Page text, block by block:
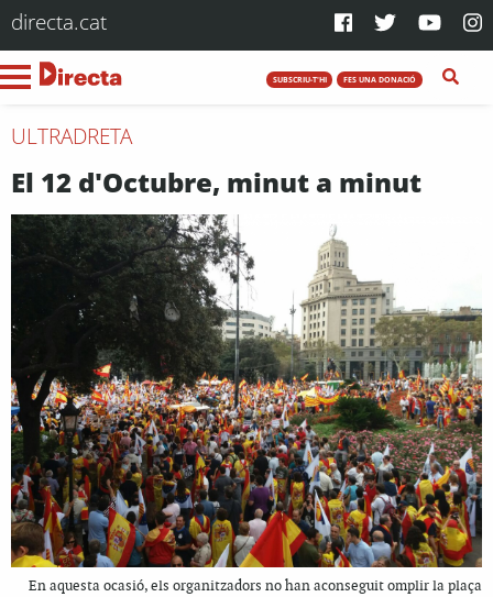
directa.cat
SUBSCRIU-T'HI FES UNA DONACIÓ
ULTRADRETA
El 12 d'Octubre, minut a minut
En aquesta ocasió, els organitzadors no han aconseguit omplir la plaça